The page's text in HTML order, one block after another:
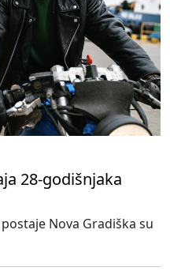
28-godišnjaka
Nova Gradiška su